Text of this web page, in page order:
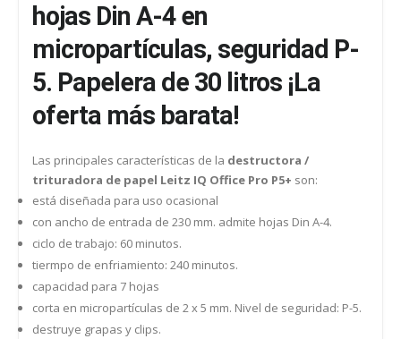
hojas Din A-4 en
micropartículas, seguridad P-
5. Papelera de 30 litros ¡La
oferta más barata!
Las principales características de la destructora /
trituradora de papel Leitz IQ Office Pro P5+ son:
está diseñada para uso ocasional
con ancho de entrada de 230 mm. admite hojas Din A-4.
ciclo de trabajo: 60 minutos.
tiermpo de enfriamiento: 240 minutos.
capacidad para 7 hojas
corta en micropartículas de 2 x 5 mm. Nivel de seguridad: P-5.
destruye grapas y clips.